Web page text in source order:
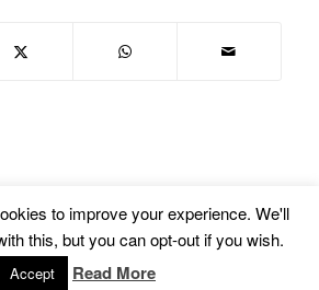
Gay-Les Askapen Mugimendua- powered by
to improve your experience. We'll
this, but you can opt-out if you wish.
Accept Read More